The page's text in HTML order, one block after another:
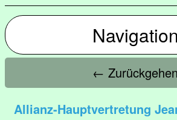
Navigation
← Zurückgehen
Allianz-Hauptvertretung